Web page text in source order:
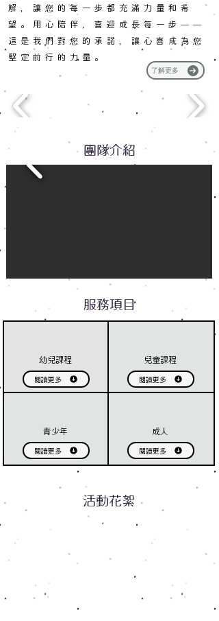
服務項目
​幼兒課程
閱讀更多
青少年
閱讀更多
兒童課程
閱讀更多
​成人
閱讀更多
活動花絮
解，讓您的每一步都充滿力量和希
望。用心陪伴，喜迎成長每一步——
這是我們對您的承諾，讓心喜成為您
堅定前行的力量。
了解更多
團隊介紹